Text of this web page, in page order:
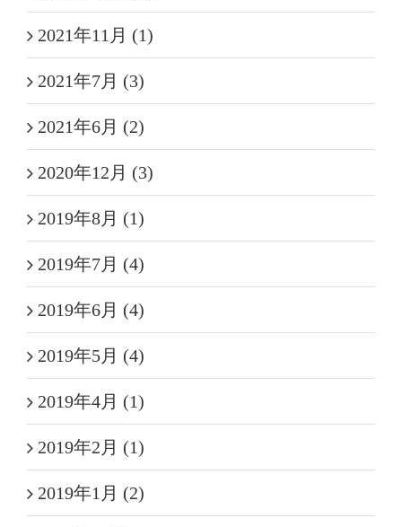
2021年11月 (1)
2021年7月 (3)
2021年6月 (2)
2020年12月 (3)
2019年8月 (1)
2019年7月 (4)
2019年6月 (4)
2019年5月 (4)
2019年4月 (1)
2019年2月 (1)
2019年1月 (2)